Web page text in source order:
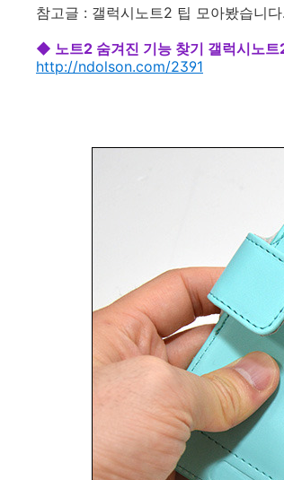
참고글 : 갤럭시노트2 팁 모아봤습니
◆ 노트2 숨겨진 기능 찾기 갤럭시노
http://ndolson.com/2391